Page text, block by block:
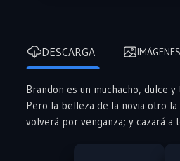
DESCARGA IMÁGENES
Brandon es un muchacho, dulce
Pero la belleza de la novia otro
volverá por venganza; y cazará a